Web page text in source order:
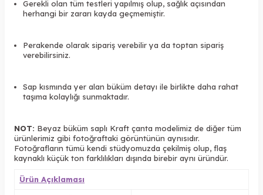
Gerekli olan tüm testleri yapılmış olup, sağlık açısından
herhangi bir zararı kayda geçmemiştir.
Perakende olarak sipariş verebilir ya da toptan sipariş
verebilirsiniz.
Sap kısmında yer alan büküm detayı ile birlikte daha rahat
taşıma kolaylığı sunmaktadır.
NOT: Beyaz büküm saplı Kraft çanta modelimiz de diğer tüm
ürünlerimiz gibi fotoğraftaki görüntünün aynısıdır.
Fotoğrafların tümü kendi stüdyomuzda çekilmiş olup, flaş
kaynaklı küçük ton farklılıkları dışında birebir aynı üründür.
Ürün Açıklaması